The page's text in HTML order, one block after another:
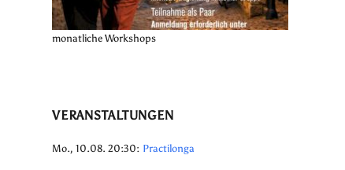
monatliche Workshops
VERANSTALTUNGEN
Mo., 10.08. 20:30: Practilonga